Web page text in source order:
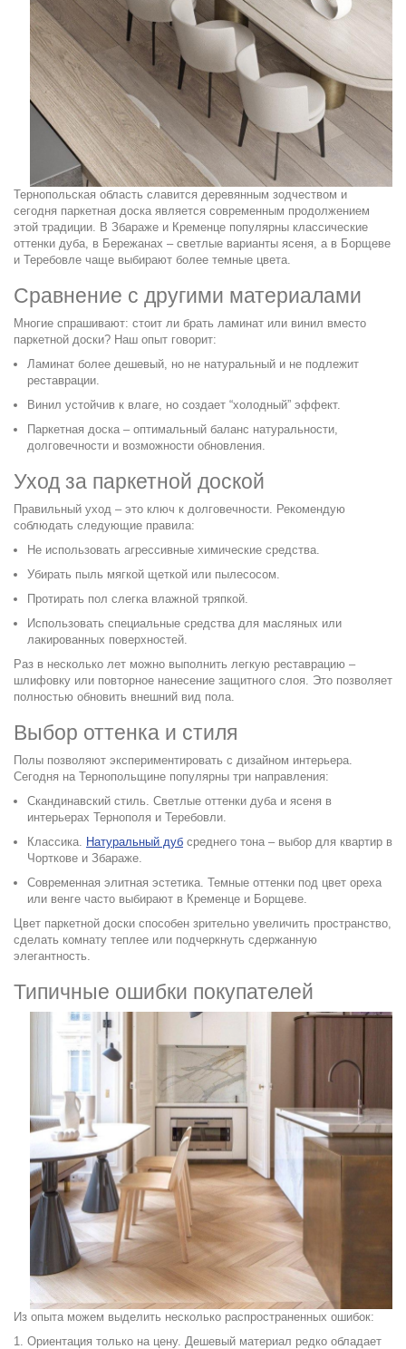
Тернопольская область славится деревянным зодчеством и
сегодня паркетная доска является современным продолжением
этой традиции. В Збараже и Кременце популярны классические
оттенки дуба, в Бережанах – светлые варианты ясеня, а в Борщеве
и Теребовле чаще выбирают более темные цвета.
Сравнение с другими материалами
Многие спрашивают: стоит ли брать ламинат или винил вместо
паркетной доски? Наш опыт говорит:
Ламинат более дешевый, но не натуральный и не подлежит
реставрации.
Винил устойчив к влаге, но создает “холодный” эффект.
Паркетная доска – оптимальный баланс натуральности,
долговечности и возможности обновления.
Уход за паркетной доской
Правильный уход – это ключ к долговечности. Рекомендую
соблюдать следующие правила:
Не использовать агрессивные химические средства.
Убирать пыль мягкой щеткой или пылесосом.
Протирать пол слегка влажной тряпкой.
Использовать специальные средства для масляных или
лакированных поверхностей.
Раз в несколько лет можно выполнить легкую реставрацию –
шлифовку или повторное нанесение защитного слоя. Это позволяет
полностью обновить внешний вид пола.
Выбор оттенка и стиля
Полы позволяют экспериментировать с дизайном интерьера.
Сегодня на Тернопольщине популярны три направления:
Скандинавский стиль. Светлые оттенки дуба и ясеня в
интерьерах Тернополя и Теребовли.
Классика. Натуральный дуб среднего тона – выбор для квартир в
Чорткове и Збараже.
Современная элитная эстетика. Темные оттенки под цвет ореха
или венге часто выбирают в Кременце и Борщеве.
Цвет паркетной доски способен зрительно увеличить пространство,
сделать комнату теплее или подчеркнуть сдержанную
элегантность.
Типичные ошибки покупателей
Из опыта можем выделить несколько распространенных ошибок:
Ориентация только на цену. Дешевый материал редко обладает